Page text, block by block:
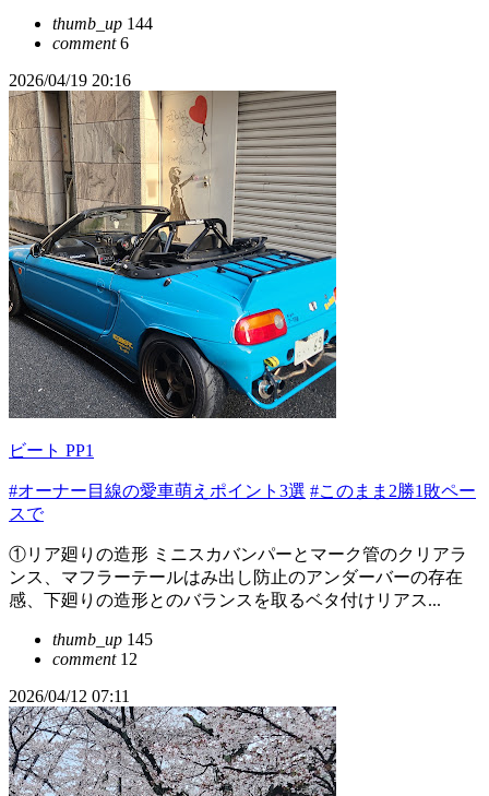
thumb_up 144
comment6
2026/04/19 20:16
ビート PP1
#オーナー目線の愛車萌えポイント3選 #このまま2勝1敗ペー
スで
①リア廻りの造形 ミニスカバンパーとマーク管のクリアラ
ンス、マフラーテールはみ出し防止のアンダーバーの存在
感、下廻りの造形とのバランスを取るベタ付けリアス...
thumb_up 145
comment12
2026/04/12 07:11